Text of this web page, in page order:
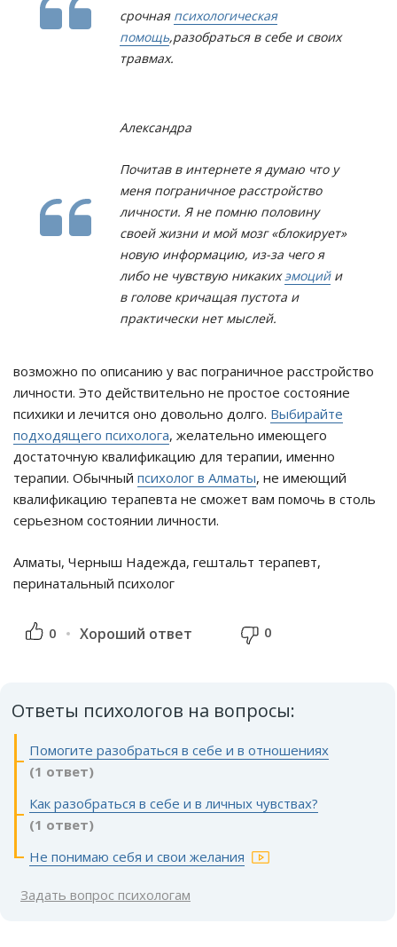
срочная психологическая
помощь,разобраться в себе и своих
травмах.
Александра
Почитав в интернете я думаю что у
меня пограничное расстройство
личности. Я не помню половину
своей жизни и мой мозг «блокирует»
новую информацию, из-за чего я
либо не чувствую никакихэмоцийи
в голове кричащая пустота и
практически нет мыслей.
возможно по описанию у вас пограничное расстройство
личности. Это действительно не простое состояние
психики и лечится оно довольно долго. Выбирайте
подходящего психолога, желательно имеющего
достаточную квалификацию для терапии, именно
терапии. Обычный психолог в Алматы, не имеющий
квалификацию терапевта не сможет вам помочь в столь
серьезном состоянии личности.
Алматы, Черныш Надежда, гештальт терапевт,
перинатальный психолог
0 Хороший ответ 0
Ответы психологов на вопросы:
Помогите разобраться в себе и в отношениях
(1 ответ)
Как разобраться в себе и в личных чувствах?
(1 ответ)
Не понимаю себя и свои желания
Задать вопрос психологам